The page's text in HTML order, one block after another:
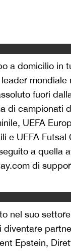
a domicilio in
mondiale
fuori
di campionati
UEFA
e UEFA Futsal
a quella
di
nel suo
Epstein,